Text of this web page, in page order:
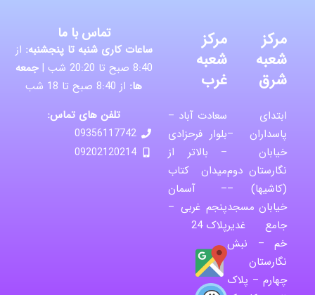
مرکز
شعبه
شرق
ابتدای
پاسداران –
خیابان
نگارستان دوم
(کاشیها) –
خیابان مسجد
جامع غدیر
خم – نبش
نگارستان
چهارم – پلاک
مرکز
شعبه
غرب
سعادت آباد –
بلوار فرحزادی
– بالاتر از
میدان کتاب
– آسمان
پنجم غربی –
پلاک 24
تماس با ما
ساعات کاری شنبه تا پنجشنبه: از
8:40 صبح تا 20:20 شب |
جمعه
ها: از 8:40 صبح تا 18 شب
تلفن های تماس:
09356117742
09202120214